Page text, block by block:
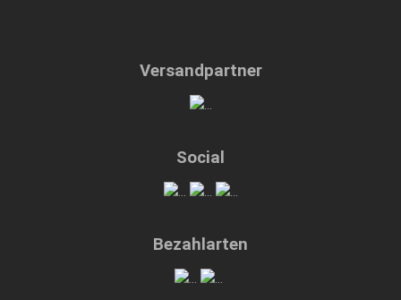
Versandpartner
Social
Bezahlarten